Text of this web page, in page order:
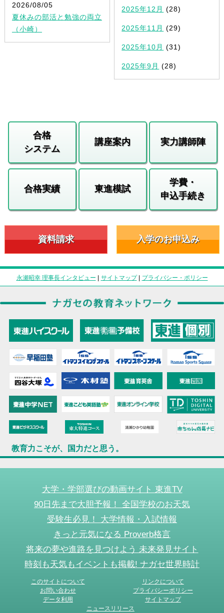
2026/08/05
夏休みの部活と勉強の両立
（小崎）
2025年12月 (28)
2025年11月 (29)
2025年10月 (31)
2025年9月 (28)
合格
システム
講座案内 実力講師陣
合格実績 東進模試
学費・
申込手続き
資料請求 入学のお申込み
永瀬昭幸 理事長インタビュー | サイトマップ| プライバシー・ポリシー
教育力こそが、国力だと思う。
大学・学部選びの動画サイト 東進TV
90日先まで大胆予報！ 全国学校のお天気
受験生必見！ 大学情報・入試情報
きっと元気になる Proverb格言
将来の夢や進路を見つけよう 未来発見サイト
時刻も天気もイベントも掲載! ナガセ世界時計
このサイトについて
リンクについて
お問い合わせ
プライバシーポリシー
データ利用
サイトマップ
ニュースリリース